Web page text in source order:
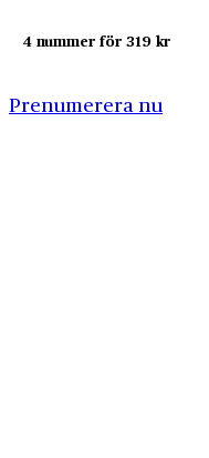
4 nummer för 319 kr
Prenumerera nu